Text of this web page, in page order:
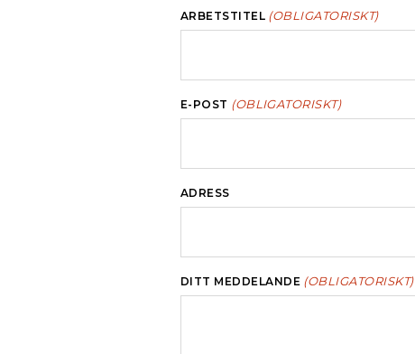
ARBETSTITEL (OBLIGATORISKT)
E-POST (OBLIGATORISKT)
ADRESS
DITT MEDDELANDE (OBLIGATORISKT)